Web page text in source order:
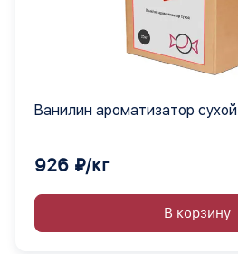
Ванилин ароматизатор сухой
926 ₽/кг
В корзину